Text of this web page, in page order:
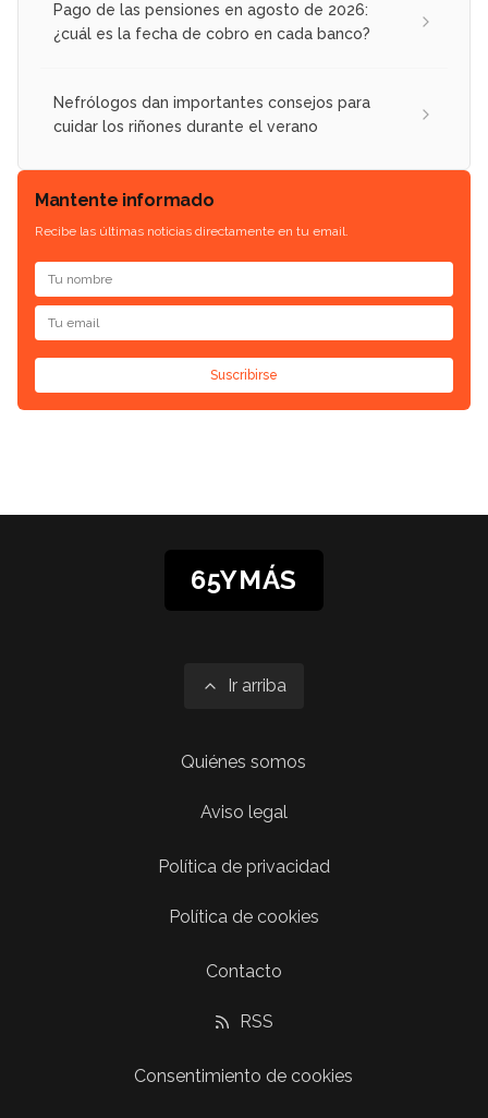
Pago de las pensiones en agosto de 2026:
¿cuál es la fecha de cobro en cada banco?
Nefrólogos dan importantes consejos para
cuidar los riñones durante el verano
Mantente informado
Recibe las últimas noticias directamente en tu email.
Suscribirse
65YMÁS
Ir arriba
Quiénes somos
Aviso legal
Política de privacidad
Política de cookies
Contacto
RSS
Consentimiento de cookies